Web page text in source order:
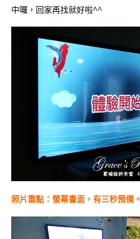
中囉，回家再找就好啦^^
照片重點：螢幕畫面，有三秒預備。